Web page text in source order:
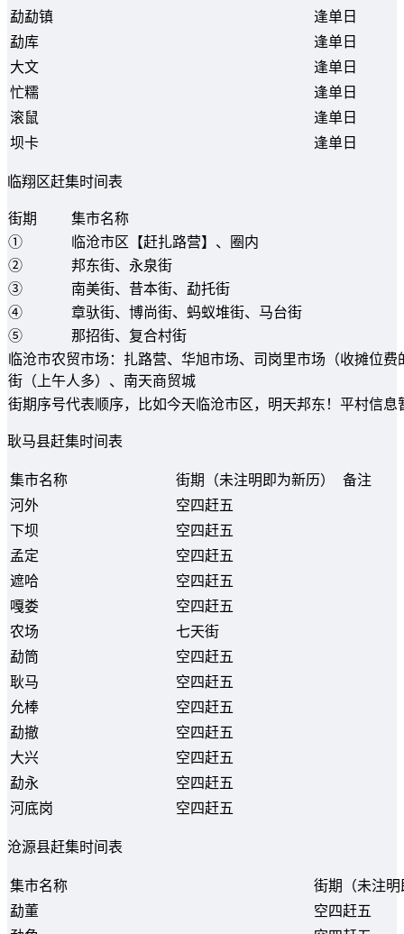
勐勐镇
逢单日
勐库
逢单日
大文
逢单日
忙糯
逢单日
滚鼠
逢单日
坝卡
逢单日
临翔区赶集时间表
街期
集市名称
①
临沧市区【赶扎路营】、圈内
②
邦东街、永泉街
③
南美街、昔本街、勐托街
④
章驮街、博尚街、蚂蚁堆街、马台街
⑤
那招街、复合村街
临沧市农贸市场：扎路营、华旭市场、司岗里市场（收摊位费
街（上午人多）、南天商贸城
街期序号代表顺序，比如今天临沧市区，明天邦东！平村信息
耿马县赶集时间表
集市名称 街期（未注明即为新历）
备注
河外
空四赶五
下坝
空四赶五
孟定
空四赶五
遮哈
空四赶五
嘎娄
空四赶五
农场
七天街
勐筒
空四赶五
耿马
空四赶五
允棒
空四赶五
勐撤
空四赶五
大兴
空四赶五
勐永
空四赶五
河底岗
空四赶五
沧源县赶集时间表
集市名称
街期（未注
勐董
空四赶五